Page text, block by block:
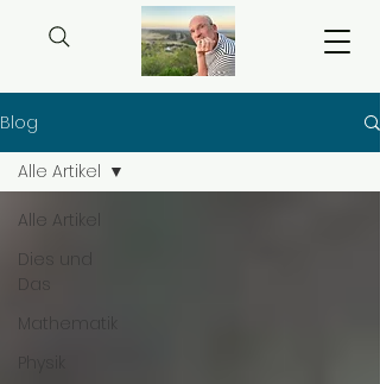
Blog
Alle Artikel
Dies und
Das
Mathematik
Physik
Alle Artikel